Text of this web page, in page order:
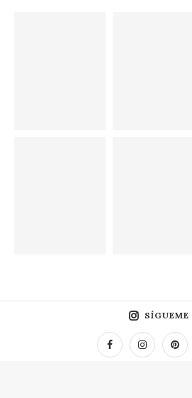
SÍGUEME